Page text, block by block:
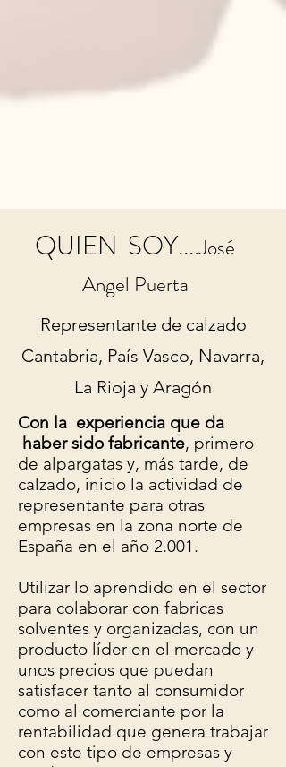
QUIEN SOY....José
Angel Puerta
Representante de calzado
Cantabria, País Vasco, Navarra,
La Rioja y Aragón
Con la experiencia que da
haber sido fabricante, primero
de alpargatas y, más tarde, de
calzado, inicio la actividad de
representante para otras
empresas en la zona norte de
España en el año 2.001.
Utilizar lo aprendido en el sector
para colaborar con fabricas
solventes y organizadas, con un
producto líder en el mercado y
unos precios que puedan
satisfacer tanto al consumidor
como al comerciante por la
rentabilidad que genera trabajar
con este tipo de empresas y